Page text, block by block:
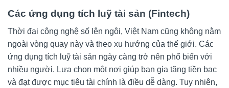
Các ứng dụng tích luỹ tài sản (Fintech)
Thời đại công nghệ số lên ngôi, Việt Nam cũng không nằm
ngoài vòng quay này và theo xu hướng của thế giới. Các
ứng dụng tích luỹ tài sản ngày càng trở nên phổ biến với
nhiều người. Lựa chọn một nơi giúp bạn gia tăng tiền bạc
và đạt được mục tiêu tài chính là điều dễ dàng. Tuy nhiên,